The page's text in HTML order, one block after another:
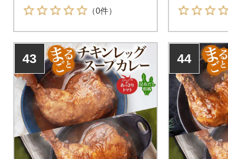
るごとチキンレッグ入りスー
プカレー3種セット」を北海道
札幌市からお届けします。チ
キンレッグをまるっと1本トッ
ピングした、贅沢なスープカ
レー。とろけるように柔らか
く煮込まれたお肉は、口の中
でホロホロとほぐれ、食べる
たびに幸福な気持ちに包まれ
ます。バラエティ豊かな3種の
本格派スープカレーを、ご自
宅でぜひお楽しみください!
（0件）
レー』。大
がゴロっと
とチキンレ
レー2種セ
市からお届
レッグを
グした、贅
ー。とろけ
煮込まれた
ホロホロと
びに幸福な
す。
43 44